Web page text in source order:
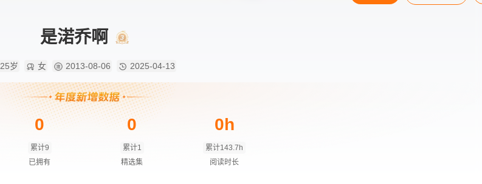
是渃乔啊
25岁 女 2013-08-06 2025-04-13
0
累计9
已拥有
0
累计1
精选集
0h
累计143.7h
阅读时长